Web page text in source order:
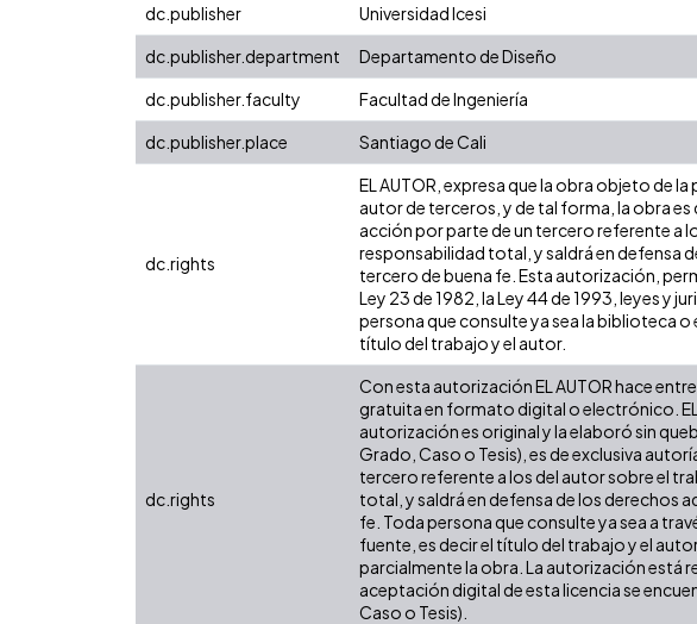
dc.publisher
Universidad Icesi
dc.publisher.department
Departamento de Diseño
dc.publisher.faculty
Facultad de Ingeniería
dc.publisher.place
Santiago de Cali
dc.rights
EL AUTOR, expresa que la obra objeto de
autor de terceros, y de tal forma, la obra es
acción por parte de un tercero referente a
responsabilidad total, y saldrá en defensa
tercero de buena fe. Esta autorización,
Ley 23 de 1982, la Ley 44 de 1993, leyes y
persona que consulte ya sea la biblioteca
título del trabajo y el autor.
dc.rights
Con esta autorización EL AUTOR hace
gratuita en formato digital o electrónico.
autorización es original y la elaboró sin
Grado, Caso o Tesis), es de exclusiva
tercero referente a los del autor sobre el
total, y saldrá en defensa de los derechos
fe. Toda persona que consulte ya sea a
fuente, es decir el título del trabajo y el
parcialmente la obra. La autorización está
aceptación digital de esta licencia se
Caso o Tesis).